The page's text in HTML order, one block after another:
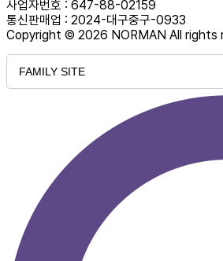
사업자번호 : 647-88-02159
통신판매업 : 2024-대구중구-0933
Copyright © 2026 NORMAN All rights
FAMILY SITE